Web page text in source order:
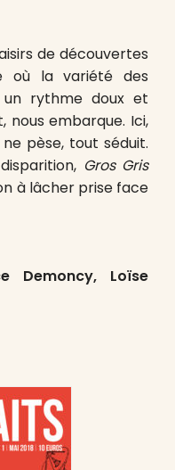
de découvertes
où la variété des
un rythme doux et
nous embarque. Ici,
pèse, tout séduit.
Gros Gris
à lâcher prise face
Demoncy, Loïse